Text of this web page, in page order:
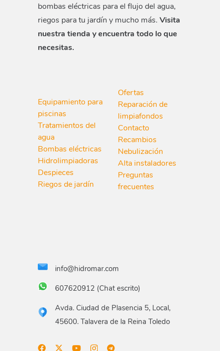
bombas eléctricas para el flujo del agua,
riegos para tu jardín y mucho más. Visita
nuestra tienda y encuentra todo lo que
necesitas.
Equipamiento para
piscinas
Tratamientos del
agua
Bombas eléctricas
Hidrolimpiadoras
Despieces
Riegos de jardín
Ofertas
Reparación de
limpiafondos
Contacto
Recambios
Nebulización
Alta instaladores
Preguntas
frecuentes
info@hidromar.com
607620912 (Chat escrito)
Avda. Ciudad de Plasencia 5, Local,
45600. Talavera de la Reina Toledo